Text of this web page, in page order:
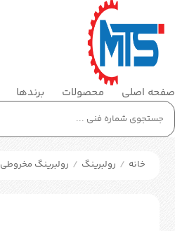
صفحه اصلی محصولات برندها
خانه / رولبرینگ / رولبرینگ مخروطی